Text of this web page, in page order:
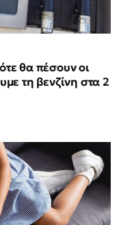
θα πέσουν οι
τη βενζίνη στα 2